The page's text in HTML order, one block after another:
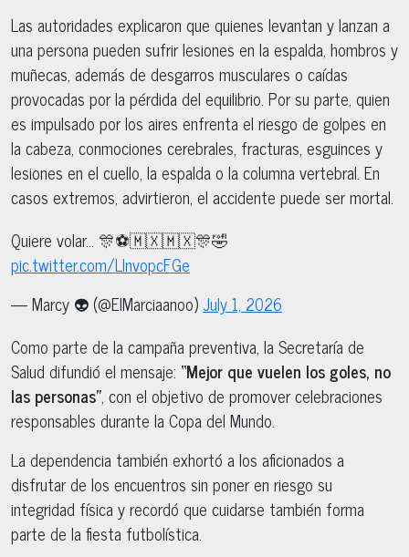
Las autoridades explicaron que quienes levantan y lanzan a
una persona pueden sufrir lesiones en la espalda, hombros y
muñecas, además de desgarros musculares o caídas
provocadas por la pérdida del equilibrio. Por su parte, quien
es impulsado por los aires enfrenta el riesgo de golpes en
la cabeza, conmociones cerebrales, fracturas, esguinces y
lesiones en el cuello, la espalda o la columna vertebral. En
casos extremos, advirtieron, el accidente puede ser mortal.
Quiere volar… 🎊⚽️🇲🇽🇲🇽🎊🤣
pic.twitter.com/LlnvopcFGe
— Marcy 👽 (@ElMarciaanoo)July 1, 2026
Como parte de la campaña preventiva, la Secretaría de
Salud difundió el mensaje: “Mejor que vuelen los goles, no
las personas”, con el objetivo de promover celebraciones
responsables durante la Copa del Mundo.
La dependencia también exhortó a los aficionados a
disfrutar de los encuentros sin poner en riesgo su
integridad física y recordó que cuidarse también forma
parte de la fiesta futbolística.